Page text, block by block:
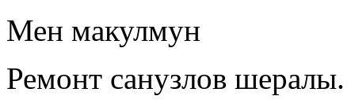
Мен макулмун
Ремонт санузлов шералы.